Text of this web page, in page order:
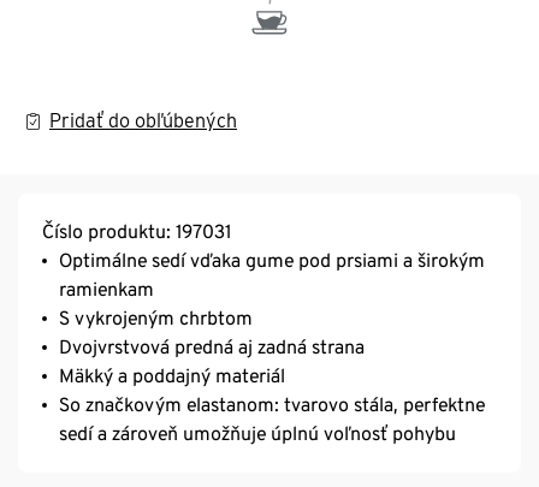
Pridať do obľúbených
Číslo produktu: 197031
Optimálne sedí vďaka gume pod prsiami a širokým
ramienkam
S vykrojeným chrbtom
Dvojvrstvová predná aj zadná strana
Mäkký a poddajný materiál
So značkovým elastanom: tvarovo stála, perfektne
sedí a zároveň umožňuje úplnú voľnosť pohybu